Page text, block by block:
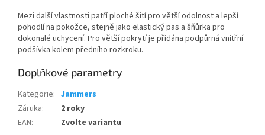
Mezi další vlastnosti patří ploché šití pro větší odolnost a lepší
pohodlí na pokožce, stejně jako elastický pas a šňůrka pro
dokonalé uchycení. Pro větší pokrytí je přidána podpůrná vnitřní
podšívka kolem předního rozkroku.
Doplňkové parametry
Kategorie: Jammers
Záruka:
2 roky
EAN: Zvolte variantu
Send
Powered by chaterimo